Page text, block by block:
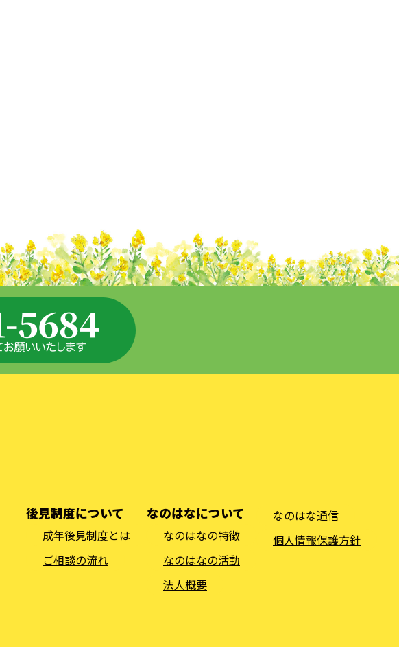
後見制度について
成年後見制度とは
ご相談の流れ
なのはなについて
なのはなの特徴
なのはなの活動
法人概要
なのはな通信
個人情報保護方針